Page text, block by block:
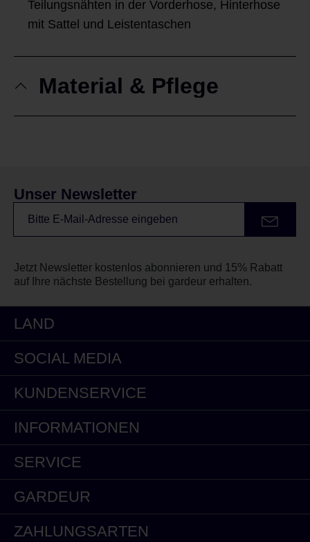
Teilungsnähten in der Vorderhose, Hinterhose
mit Sattel und Leistentaschen
Material & Pflege
Unser Newsletter
Jetzt Newsletter kostenlos abonnieren und 15% Rabatt
auf Ihre nächste Bestellung bei gardeur erhalten.
LAND
SOCIAL MEDIA
KUNDENSERVICE
INFORMATIONEN
SERVICE
GARDEUR
ZAHLUNGSARTEN